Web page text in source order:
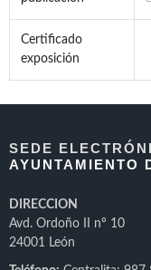
Certificado
exposición
SEDE
AYUNTAMIENTO
DIRECCION
Avd. Ordoño II nº 10
24001 León